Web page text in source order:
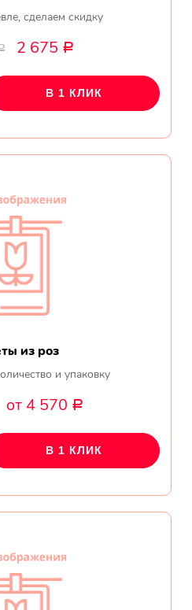
сделаем скидку
2 675 Р
В 1 КЛИК
из роз
и упаковку
от 4 570 Р
В 1 КЛИК